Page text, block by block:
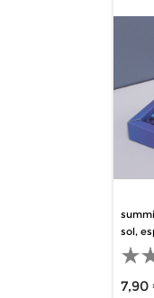
sol,
7,90